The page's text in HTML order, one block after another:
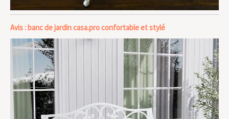
Avis : banc de jardin casa.pro confortable et stylé